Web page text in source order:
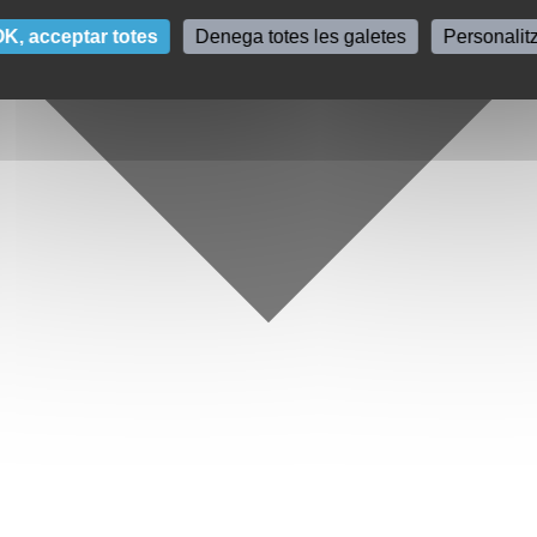
acceptar totes Denega totes les galetes